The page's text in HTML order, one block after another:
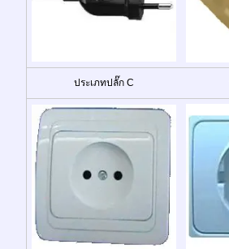
ประเภทปลั๊ก C